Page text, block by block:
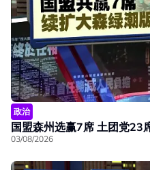
政治
国盟森州选赢7席 土团党23
03/08/2026